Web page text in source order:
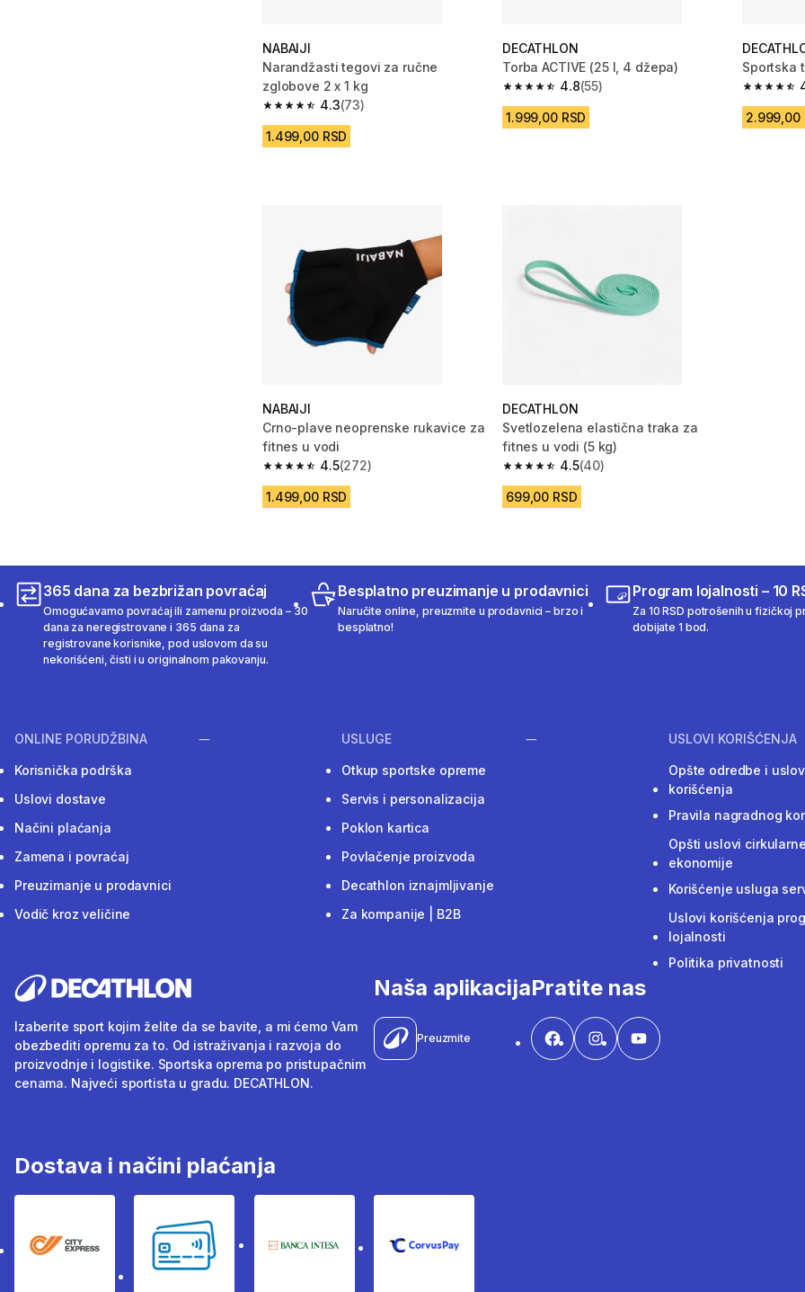
NABAIJI
Narandžasti tegovi za ručne
zglobove 2 x 1 kg
4.3
4.3 od 5 zvezdica from 73 Recenzije
(73)
1.499,00 RSD
DECATHLON
Torba ACTIVE (25 l, 4 džepa)
4.8
4.8 od 5 zvezdica from 55 Recenzije
(55)
1.999,00 RSD
Sportska
4.6 od 5
2.999,00
NABAIJI
Crno-plave neoprenske rukavice za
fitnes u vodi
4.5
4.5 od 5 zvezdica from 272 Recenzije
(272)
1.499,00 RSD
DECATHLON
Svetlozelena elastična traka za
fitnes u vodi (5 kg)
4.5
4.5 od 5 zvezdica from 40 Recenzije
(40)
699,00 RSD
365 dana za bezbrižan povraćaj
Omogućavamo povraćaj ili zamenu proizvoda – 30
dana za neregistrovane i 365 dana za
registrovane korisnike, pod uslovom da su
nekorišćeni, čisti i u originalnom pakovanju.
Besplatno preuzimanje u prodavnici
Naručite online, preuzmite u prodavnici – brzo i
besplatno!
Program lojalnosti – 10
Za 10 RSD potrošenih u fizičkoj
dobijate 1 bod.
ONLINE PORUDŽBINA
Korisnička podrška
Uslovi dostave
Načini plaćanja
Zamena i povraćaj
Preuzimanje u prodavnici
Vodič kroz veličine
USLUGE
Otkup sportske opreme
Servis i personalizacija
Poklon kartica
Povlačenje proizvoda
Decathlon iznajmljivanje
Za kompanije | B2B
USLOVI KORIŠĆENJA
Opšte odredbe i
korišćenja
Pravila nagradnog
Opšti uslovi cirkularne
ekonomije
Korišćenje usluga
Uslovi korišćenja
lojalnosti
Politika privatnosti
Izaberite sport kojim želite da se bavite, a mi ćemo Vam
obezbediti opremu za to. Od istraživanja i razvoja do
proizvodnje i logistike. Sportska oprema po pristupačnim
cenama. Najveći sportista u gradu. DECATHLON.
Naša aplikacija
Preuzmite
Pratite nas
Dostava i načini plaćanja
City Express Bankovne karticeBanka Intesa CorvusPay